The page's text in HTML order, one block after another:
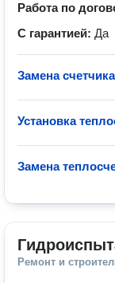
Работа по
С гарантией: Да
Замена
Установка
Замена
Ремонт и